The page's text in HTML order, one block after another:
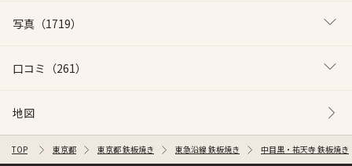
写真 （1719）
口コミ （261）
地図
TOP 東京都 東京都 鉄板焼き 東急沿線 鉄板焼き 中目黒・祐天寺 鉄板焼き